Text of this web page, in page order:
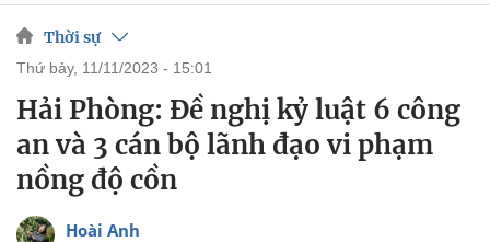
Thời sự
thứ bảy, 11/11/2023 - 15:01
Hải Phòng: Đề nghị kỷ luật 6 công
an và 3 cán bộ lãnh đạo vi phạm
nồng độ cồn
Hoài Anh